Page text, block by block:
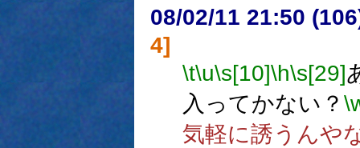
08/02/11 21:50
4]
\t\u\s[10]\h\s[29]
入ってかない？
気軽に誘うんや